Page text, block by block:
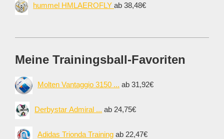
hummel HMLAEROFLYab 38,48€
Meine Trainingsball-Favoriten
Molten Vantaggio 3150 ... ab 31,92€
Derbystar Admiral ... ab 24,75€
Adidas Trionda Training ab 22,47€